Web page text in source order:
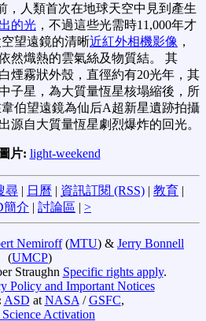
，人類首次在地球天空中見到產生
的光 ，不過這些光需時11,000年才
望遠鏡的清晰近紅外相機影像 ，
然熾熱的雲氣絲及物質結。 其
煙霧狀外殼，直徑約有20光年，其
子星，為大質量恆星核塌縮後，所
伯望遠鏡為仙后A超新星遺跡拍攝
源自大質量恆星劇烈爆炸的回光。
片: light-weekend
尋 | 日曆 | 資訊訂閱 (RSS) | 教育 |
簡介 | 討論區 | >
Nemiroff(MTU) & Jerry Bonnell
(UMCP)
Straughn Specific rights apply.
Policy and Important Notices
ASD at NASA /GSFC,
Activation